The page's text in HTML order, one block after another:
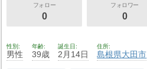
フォロー
0
フォロワー
0
性別
男性
年齢
39歳
誕生日
2月14日
住所
島根県大田市